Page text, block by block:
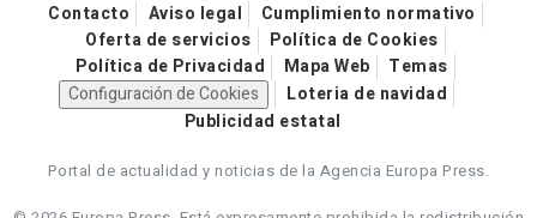
Contacto Aviso legal
Cumplimiento normativo
Oferta de servicios
Política de Cookies
Política de Privacidad
Mapa Web
Temas
Configuración de Cookies
Loteria de navidad
Publicidad estatal
Portal de actualidad y noticias de la Agencia Europa Press.